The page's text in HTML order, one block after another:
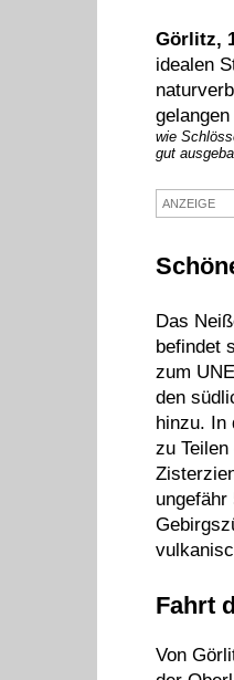
Görlitz,
idealen
wie
gut
ANZEIGE
Das
befindet
zum
den
hinzu. In
zu
Fahrt
Von